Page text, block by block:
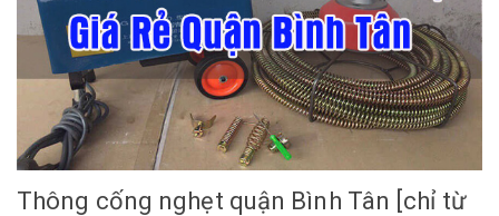
Thông cống nghẹt quận Bình Tân [chỉ từ